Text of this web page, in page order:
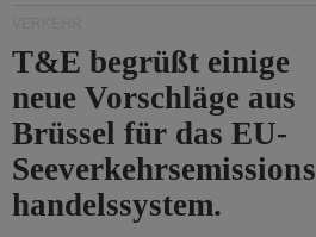
T&E begrüßt einige
neue Vorschläge aus
Brüssel für das EU-
Seeverkehrsemissions
handelssystem.